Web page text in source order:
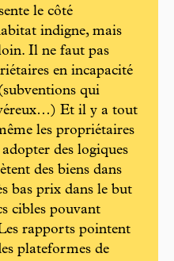
le côté
indigne, mais
Il ne faut pas
en incapacité
qui
Et il y a tout
les propriétaires
des logiques
des biens dans
bas prix dans le but
cibles pouvant
rapports pointent
plateformes de